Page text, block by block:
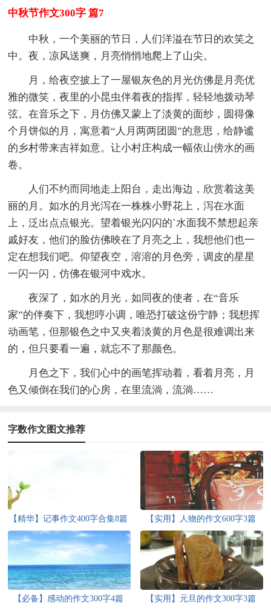
中秋节作文300字 篇7
中秋，一个美丽的节日，人们洋溢在节日的欢笑之
中。夜，凉风送爽，月亮悄悄地爬上了山尖。
月，给夜空披上了一屋银灰色的月光仿佛是月亮优
雅的微笑，夜里的小昆虫伴着夜的指挥，轻轻地拨动琴
弦。在音乐之下，月仿佛又蒙上了淡黄的面纱，圆得像
个月饼似的月，寓意着“人月两两团圆”的意思，给静谧
的乡村带来吉祥如意。让小村庄构成一幅依山傍水的画
卷。
人们不约而同地走上阳台，走出海边，欣赏着这美
丽的月。如水的月光泻在一株株小野花上，泻在水面
上，泛出点点银光。望着银光闪闪的`水面我不禁想起亲
戚好友，他们的脸仿佛映在了月亮之上，我想他们也一
定在想我们吧。仰望夜空，溶溶的月色旁，调皮的星星
一闪一闪，仿佛在银河中戏水。
夜深了，如水的月光，如同夜的使者，在“音乐
家”的伴奏下，我想哼小调，唯恐打破这份宁静；我想挥
动画笔，但那银色之中又夹着淡黄的月色是很难调出来
的，但只要看一遍，就忘不了那颜色。
月色之下，我们心中的画笔挥动着，看着月亮，月
色又倾倒在我们的心房，在里流淌，流淌……
字数作文图文推荐
【精华】记事作文400字合集8篇 【实用】人物的作文600字3篇
【必备】感动的作文300字4篇 【实用】元旦的作文300字3篇